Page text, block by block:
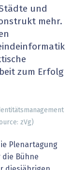
und
mehr.
zum Erfolg
zVg)
Plenartagung
Bühne